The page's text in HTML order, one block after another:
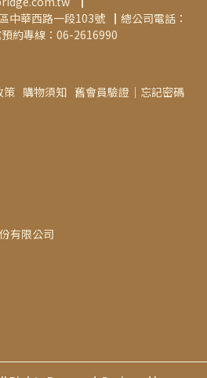
中華西路一段103號▕  總公司電話：
約專線：06-2616990
策 購物須知 舊會員驗證│忘記密碼
有限公司